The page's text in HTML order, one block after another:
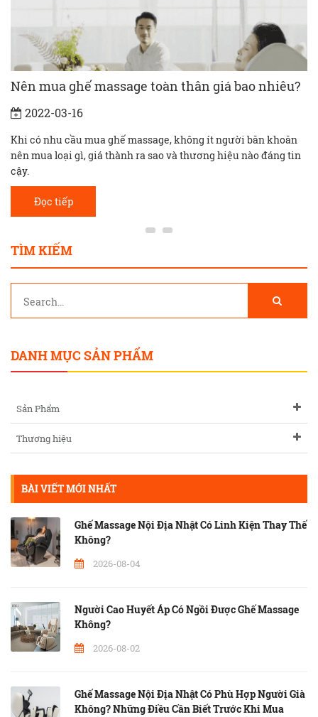
Nên mua ghế massage toàn thân giá bao nhiêu?
2022-03-16
Khi có nhu cầu mua ghế massage, không ít người băn khoăn
nên mua loại gì, giá thành ra sao và thương hiệu nào đáng tin
cậy.
Đọc tiếp
TÌM KIẾM
DANH MỤC SẢN PHẨM
Sản Phẩm
Thương hiệu
BÀI VIẾT MỚI NHẤT
Ghế Massage Nội Địa Nhật Có Linh Kiện Thay Thế
Không?
2026-08-04
Người Cao Huyết Áp Có Ngồi Được Ghế Massage
Không?
2026-08-02
Ghế Massage Nội Địa Nhật Có Phù Hợp Người Già
Không? Những Điều Cần Biết Trước Khi Mua